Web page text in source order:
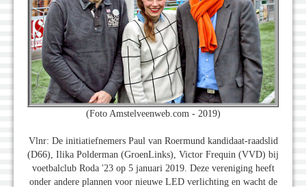
(Foto Amstelveenweb.com - 2019)
Vlnr: De initiatiefnemers Paul van Roermund kandidaat-raadslid
(D66), Ilika Polderman (GroenLinks), Victor Frequin (VVD) bij
voetbalclub Roda '23 op 5 januari 2019. Deze vereniging heeft
onder andere plannen voor nieuwe LED verlichting en wacht de